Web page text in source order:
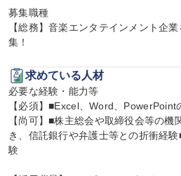
募集職種
【総務】音楽エンタテインメント企
集！
求めている人材
必要な経験・能力等
【必須】■Excel、Word、PowerPoint
【尚可】■株主総会や取締役会等の
き、信託銀行や弁護士等との折衝経
験